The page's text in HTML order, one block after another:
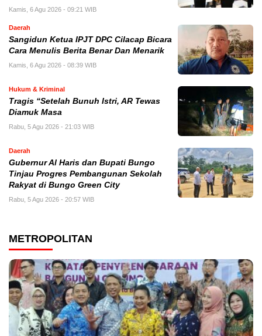
Kamis, 6 Agu 2026 - 09:21 WIB
Daerah
Sangidun Ketua IPJT DPC Cilacap Bicara
Cara Menulis Berita Benar Dan Menarik
Kamis, 6 Agu 2026 - 08:39 WIB
Hukum & Kriminal
Tragis “Setelah Bunuh Istri, AR Tewas
Diamuk Masa
Rabu, 5 Agu 2026 - 21:03 WIB
Daerah
​Gubernur Al Haris dan Bupati Bungo
Tinjau Progres Pembangunan Sekolah
Rakyat di Bungo Green City
Rabu, 5 Agu 2026 - 20:57 WIB
METROPOLITAN